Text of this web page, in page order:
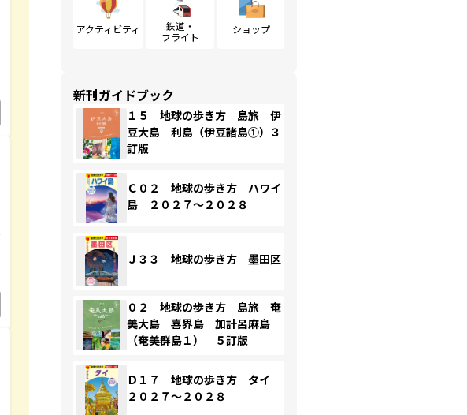
アクティビティ
鉄道・
フライト
ショップ
新刊ガイドブック
１５ 地球の歩き方 島旅 伊
豆大島 利島（伊豆諸島①）３
訂版
Ｃ０２ 地球の歩き方 ハワイ
島 ２０２７～２０２８
Ｊ３３ 地球の歩き方 墨田区
０２ 地球の歩き方 島旅 奄
美大島 喜界島 加計呂麻島
（奄美群島１） ５訂版
Ｄ１７ 地球の歩き方 タイ
２０２７～２０２８